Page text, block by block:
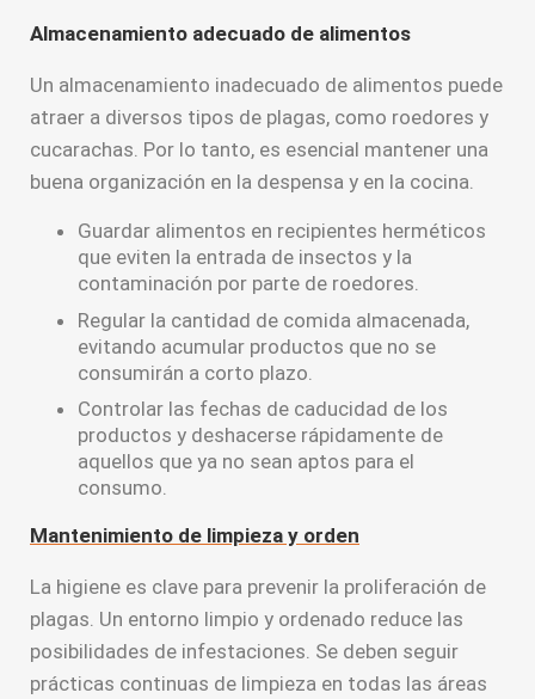
Almacenamiento adecuado de alimentos
Un almacenamiento inadecuado de alimentos puede
atraer a diversos tipos de plagas, como roedores y
cucarachas. Por lo tanto, es esencial mantener una
buena organización en la despensa y en la cocina.
Guardar alimentos en recipientes herméticos
que eviten la entrada de insectos y la
contaminación por parte de roedores.
Regular la cantidad de comida almacenada,
evitando acumular productos que no se
consumirán a corto plazo.
Controlar las fechas de caducidad de los
productos y deshacerse rápidamente de
aquellos que ya no sean aptos para el
consumo.
Mantenimiento de limpieza y orden
La higiene es clave para prevenir la proliferación de
plagas. Un entorno limpio y ordenado reduce las
posibilidades de infestaciones. Se deben seguir
prácticas continuas de limpieza en todas las áreas